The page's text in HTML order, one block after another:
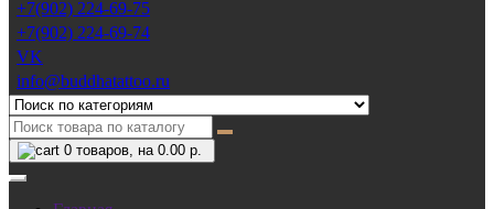
+7(902) 224-69-75
+7(902) 224-69-74
VK
info@buddhatattoo.ru
0 товаров, на 0.00 р.